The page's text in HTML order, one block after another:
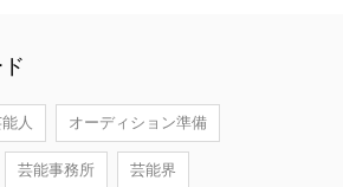
人 オーディション準備
芸能事務所 芸能界